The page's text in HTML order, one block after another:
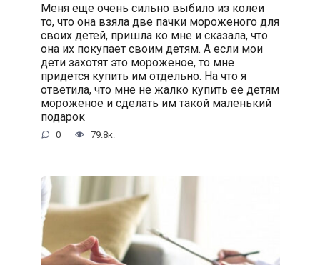
Меня еще очень сильно выбило из колеи
то, что она взяла две пачки мороженого для
своих детей, пришла ко мне и сказала, что
она их покупает своим детям. А если мои
дети захотят это мороженое, то мне
придется купить им отдельно. На что я
ответила, что мне не жалко купить ее детям
мороженое и сделать им такой маленький
подарок
0 79.8к.